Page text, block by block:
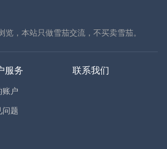
，本站只做雪茄交流，不买卖雪茄。
服务
账户
问题
联系我们